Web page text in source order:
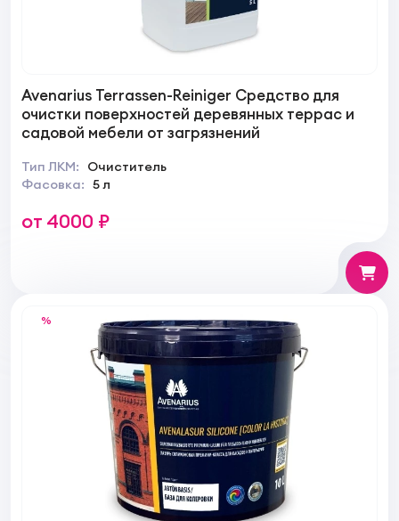
Avenarius Terrassen-Reiniger Средство для
очистки поверхностей деревянных террас и
садовой мебели от загрязнений
Тип ЛКМ:
Очиститель
Фасовка: 5 л
от 4000 ₽
%